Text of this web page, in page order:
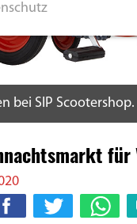
bei SIP Scootershop.
für
sind für die